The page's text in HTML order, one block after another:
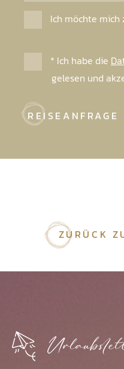
Ich möchte
* Ich habe die
gelesen und
REISEANFRAGE
ZURÜCK